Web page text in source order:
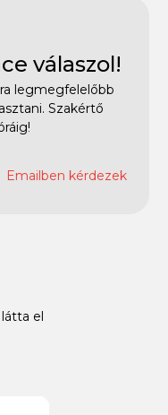
válaszol!
legmegfelelőbb
Szakértő
Emailben kérdezek
el